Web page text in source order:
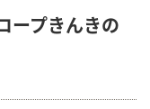
ープきんきの